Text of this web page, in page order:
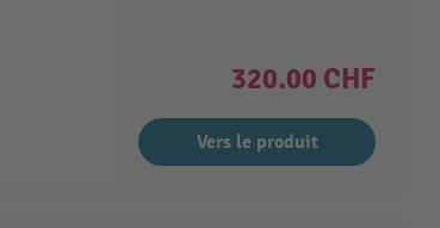
320.00 CHF
Vers le produit